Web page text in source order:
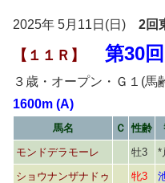
2025年 5月11日(日) 2回
【１１Ｒ】 第30
３歳・オープン・Ｇ１(
1600m (A)
馬名 Ｃ 性齢
モンドデラモーレ
牡3 *
ショウナンザナドゥ
牝3